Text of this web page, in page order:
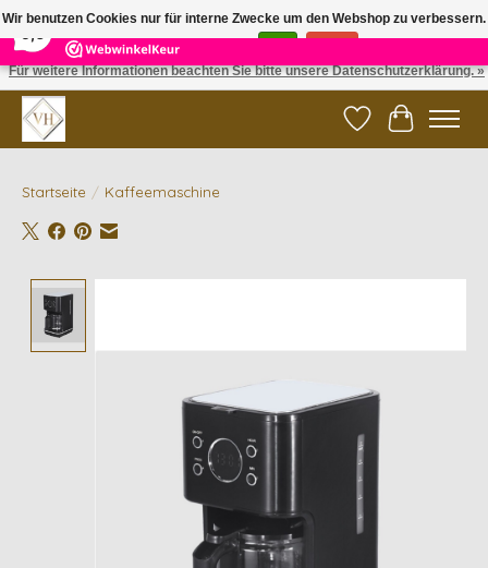
5 Reviews ×
✓ Gratis verzending vanaf €200 | ✓ 14 dagen retourneren
Wunschzettel
Ihr
Startseite / Kaffeemaschine
Wir benutzen Cookies nur für interne Zwecke um den Webshop zu verbessern.
Ist das in Ordnung?
Für weitere Informationen beachten Sie bitte unsere Datenschutzerklärung. »